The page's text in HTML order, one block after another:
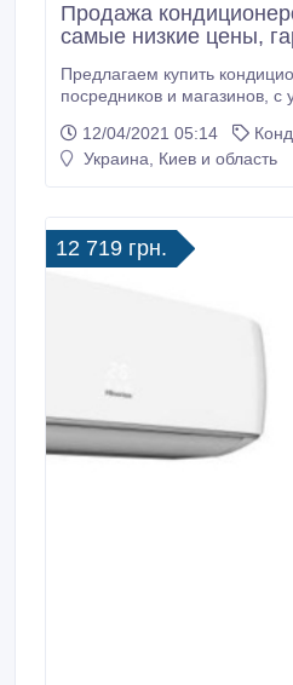
Продажа
самые низкие цены,
Предлагаем купить
посредников и магазинов, с установкой и
бесплатно. Грамотный подбор кондиционера по
цене и качеству. Продаем и устанавливаем свою
12/04/2021 05:14
Украина, Киев и область
12 719 грн.